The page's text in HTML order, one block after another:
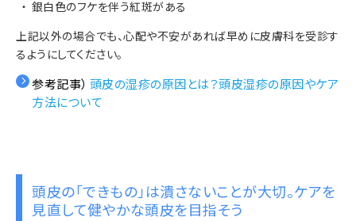
・ 銀白色のフケを伴う紅斑がある
上記以外の場合でも、心配や不安があれば早めに皮膚科を受診す
るようにしてください。
参考記事） 頭皮の湿疹の原因とは？頭皮湿疹の原因やケア
方法について
頭皮の「できもの」は潰さないことが大切。ケアを
見直して健やかな頭皮を目指そう